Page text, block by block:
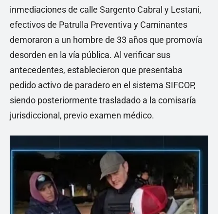
inmediaciones de calle Sargento Cabral y Lestani,
efectivos de Patrulla Preventiva y Caminantes
demoraron a un hombre de 33 años que promovía
desorden en la vía pública. Al verificar sus
antecedentes, establecieron que presentaba
pedido activo de paradero en el sistema SIFCOP,
siendo posteriormente trasladado a la comisaría
jurisdiccional, previo examen médico.